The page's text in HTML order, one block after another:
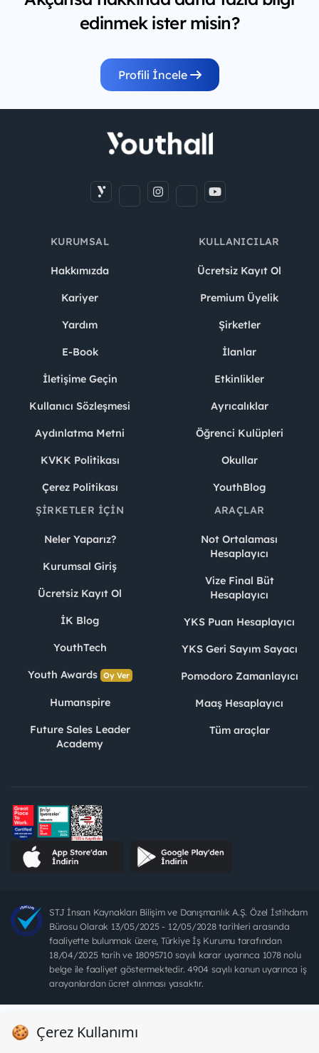
edinmek ister misin?
Profili İncele
KURUMSAL
Hakkımızda
Kariyer
Yardım
E-Book
İletişime Geçin
Kullanıcı Sözleşmesi
Aydınlatma Metni
KVKK Politikası
Çerez Politikası
KULLANICILAR
Ücretsiz Kayıt Ol
Premium Üyelik
Şirketler
İlanlar
Etkinlikler
Ayrıcalıklar
Öğrenci Kulüpleri
Okullar
YouthBlog
ŞIRKETLER İÇIN
Neler Yaparız?
Kurumsal Giriş
Ücretsiz Kayıt Ol
İK Blog
YouthTech
Youth Awards Oy Ver
Humanspire
Future Sales Leader
Academy
ARAÇLAR
Not Ortalaması
Hesaplayıcı
Vize Final Büt
Hesaplayıcı
YKS Puan Hesaplayıcı
YKS Geri Sayım Sayacı
Pomodoro Zamanlayıcı
Maaş Hesaplayıcı
Tüm araçlar
STJ İnsan Kaynakları Bilişim ve Danışmanlık A.Ş. Özel İstihdam
Bürosu Olarak 13/05/2025 - 12/05/2028 tarihleri arasında
faaliyette bulunmak üzere, Türkiye İş Kurumu tarafından
18/04/2025 tarih ve 18095710 sayılı karar uyarınca 1078 nolu
belge ile faaliyet göstermektedir. 4904 sayılı kanun uyarınca iş
arayanlardan ücret alınması yasaktır.